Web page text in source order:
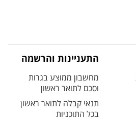
התעניינות והרשמה
מחשבון ממוצע בגרות
וסכם לתואר ראשון
תנאי קבלה לתואר ראשון
בכל התוכניות